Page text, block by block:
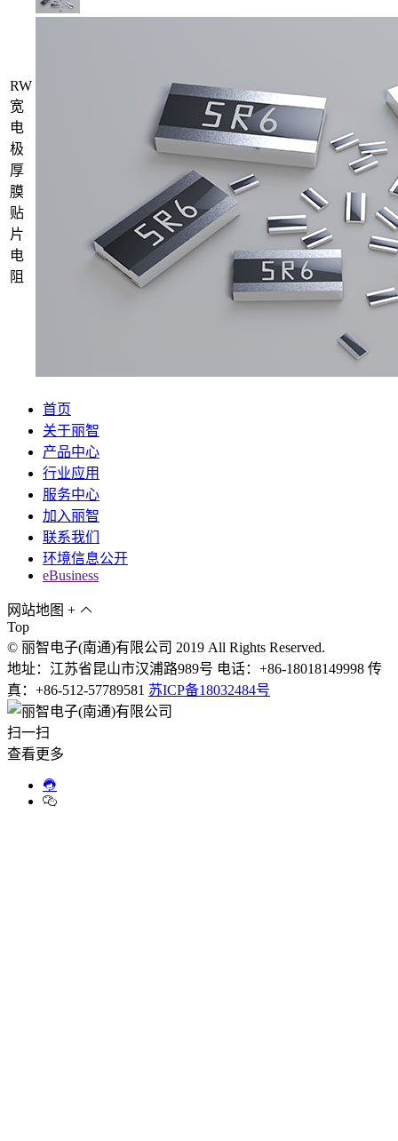
RW
宽
电
极
厚
膜
贴
片
电
阻
首页
关于丽智
产品中心
行业应用
服务中心
加入丽智
联系我们
环境信息公开
eBusiness
网站地图 +
Top
© 丽智电子(南通)有限公司 2019 All Rights Reserved.
地址：江苏省昆山市汉浦路989号 电话：+86-18018149998 传
真：+86-512-57789581 苏ICP备18032484号
扫一扫
查看更多